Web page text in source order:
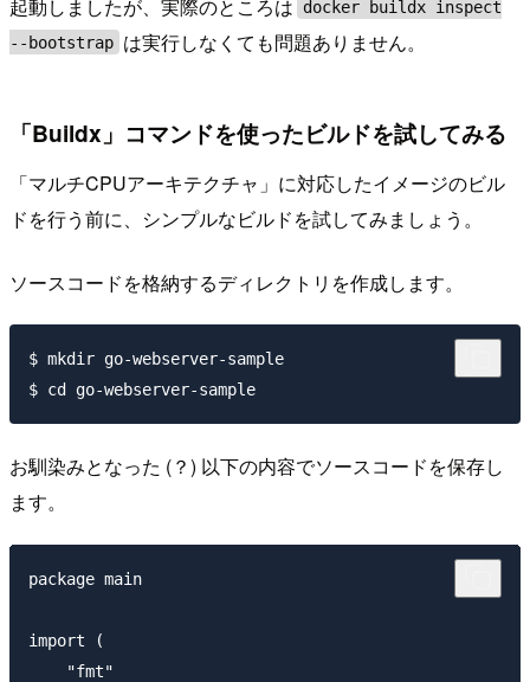
起動しましたが、実際のところは
docker buildx inspect
--bootstrap は実行しなくても問題ありません。
「Buildx」コマンドを使ったビルドを試してみる
「マルチCPUアーキテクチャ」に対応したイメージのビル
ドを行う前に、シンプルなビルドを試してみましょう。
ソースコードを格納するディレクトリを作成します。
$ mkdir go-webserver-sample
お馴染みとなった (？) 以下の内容でソースコードを保存し
ます。
package main
import (
    "fmt"